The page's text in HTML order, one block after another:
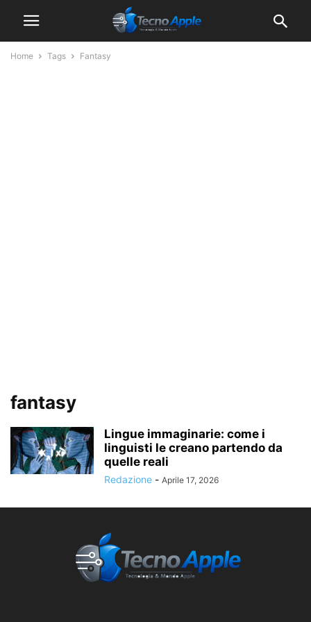
Home Tags Fantasy
fantasy
Lingue immaginarie: come i
linguisti le creano partendo da
quelle reali
Redazione - Aprile 17, 2026